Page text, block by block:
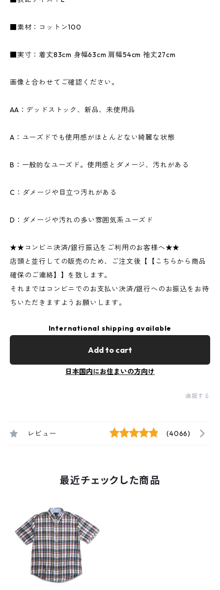
■素材：コットン100
■実寸：着丈83cm 身幅63cm 肩幅54cm 袖丈27cm
画像と合わせてご確認ください。
AA：デッドストック、新品、未使用品
A：ユーズドでも使用感がほとんどない綺麗な状態
B：一般的なユーズド。使用感とダメージ、汚れがある
C：ダメージや目立つ汚れがある
D：ダメージや汚れの多い雰囲気系ユーズド
★★コンビニ決済/銀行振込をご利用のお客様へ★★
店頭と並行しての販売のため、ご注文後【【こちらから商品
確保のご連絡】】を致します。
それまではコンビニでのお支払い決済/銀行へのお振込をお待
ちいただきますようお願いします。
International shipping available
Add to cart
日本国内にお住まいの方向け
通報する
レビュー (4066)
最近チェックした商品